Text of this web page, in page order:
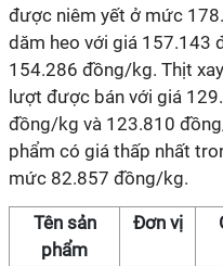
được niêm yết ở mức
dăm heo với giá 157.143
154.286 đồng/kg. Thịt
lượt được bán với giá
đồng/kg và 123.810
phẩm có giá thấp nhất
mức 82.857 đồng/kg.
Tên sản
phẩm
Đơn vị